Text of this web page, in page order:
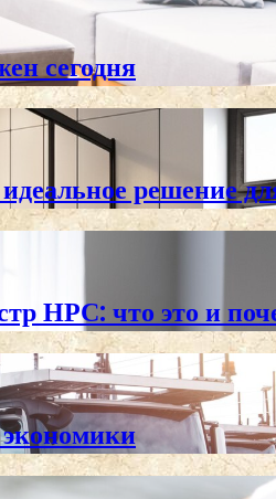
сегодня
решение
НРС: что это и
экономики